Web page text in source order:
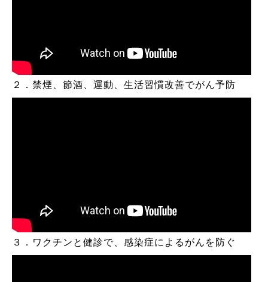
２．禁煙、節酒、運動、生活習慣改善でがん予防
３．ワクチンと健診で、感染症によるがんを防ぐ